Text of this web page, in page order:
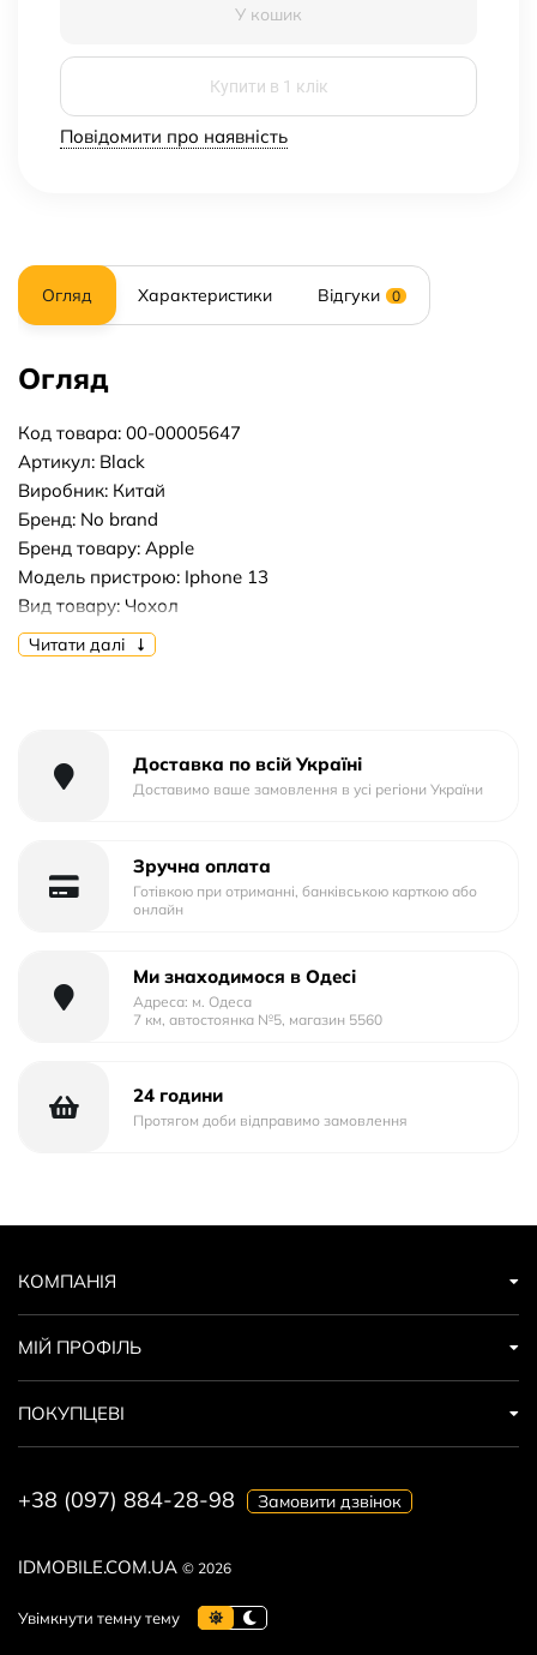
У кошик
Купити в 1 клік
Повідомити про наявність
Огляд Характеристики Відгуки 0
Огляд
Код товара: 00-00005647
Артикул: Black
Виробник: Китай
Бренд: No brand
Бренд товару: Apple
Модель пристрою: Iphone 13
Вид товару: Чохол
Форм-фактор: Накладка
Тип матеріалу: Пластик+Силікон
Читати далі
Доставка по всій Україні
Доставимо ваше замовлення в усі регіони України
Зручна оплата
Готівкою при отриманні, банківською карткою або
онлайн
Ми знаходимося в Одесі
Адреса: м. Одеса
7 км, автостоянка №5, магазин 5560
24 години
Протягом доби відправимо замовлення
IDMOBILE.COM.UA © 2026
КОМПАНІЯ
МІЙ ПРОФІЛЬ
ПОКУПЦЕВІ
+38 (097) 884-28-98 Замовити дзвінок